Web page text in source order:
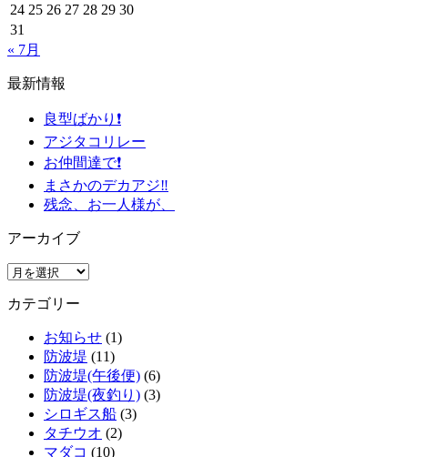
24 25 26 27 28 29 30
31
« 7月
最新情報
良型ばかり❗️
アジタコリレー
お仲間達で❗️
まさかのデカアジ‼️
残念、お一人様が、
アーカイブ
ア
カ
カテゴリー
お知らせ (1)
防波堤 (11)
防波堤(午後便) (6)
防波堤(夜釣り) (3)
シロギス船 (3)
タチウオ (2)
マダコ (10)